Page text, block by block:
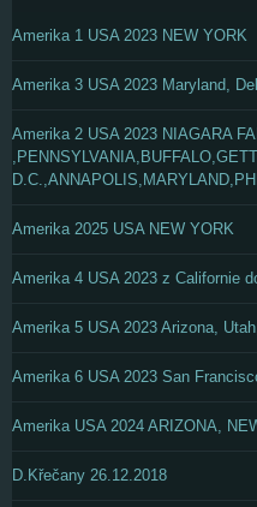
Amerika 1 USA 2023 NEW YORK
Amerika 3 USA 2023 Maryland,
Amerika 2 USA 2023 NIAGARA
Amerika 2025 USA NEW YORK
Amerika 4 USA 2023 z Californie
Amerika 5 USA 2023 Arizona,
Amerika 6 USA 2023 San
Amerika USA 2024 ARIZONA,
D.Křečany 26.12.2018